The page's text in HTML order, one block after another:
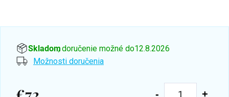
Skladom, doručenie možné do12.8.2026
Možnosti doručenia